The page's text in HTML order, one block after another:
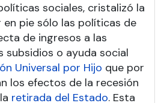
sociales, cristalizó la
pie sólo las políticas de
de ingresos a las
subsidios o ayuda social
Universal por Hijo que por
los efectos de la recesión
retirada del Estado. Esta